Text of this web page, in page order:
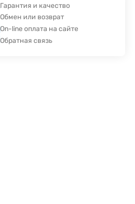
Гарантия и качество
Обмен или возврат
On-line оплата на сайте
Обратная связь